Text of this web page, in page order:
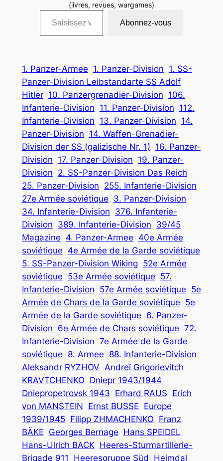
(livres, revues, wargames)
Saisissez votre adresse e-mail…
Abonnez-vous
1. Panzer-Armee 1. Panzer-Division 1. SS-
Panzer-Division Leibstandarte SS Adolf
Hitler 10. Panzergrenadier-Division 106.
Infanterie-Division 11. Panzer-Division 112.
Infanterie-Division 13. Panzer-Division 14.
Panzer-Division 14. Waffen-Grenadier-
Division der SS (galizische Nr. 1) 16. Panzer-
Division 17. Panzer-Division 19. Panzer-
Division 2. SS-Panzer-Division Das Reich
25. Panzer-Division 255. Infanterie-Division
27e Armée soviétique 3. Panzer-Division
34. Infanterie-Division 376. Infanterie-
Division 389. Infanterie-Division 39/45
Magazine 4. Panzer-Armee 40e Armée
soviétique 4e Armée de la Garde soviétique
5. SS-Panzer-Division Wiking 52e Armée
soviétique 53e Armée soviétique 57.
Infanterie-Division 57e Armée soviétique 5e
Armée de Chars de la Garde soviétique 5e
Armée de la Garde soviétique 6. Panzer-
Division 6e Armée de Chars soviétique 72.
Infanterie-Division 7e Armée de la Garde
soviétique 8. Armee 88. Infanterie-Division
Aleksandr RYZHOV Andreï Grigorievitch
KRAVTCHENKO Dniepr 1943/1944
Dniepropetrovsk 1943 Erhard RAUS Erich
von MANSTEIN Ernst BUSSE Europe
1939/1945 Filipp ZHMACHENKO Franz
BÄKE Georges Bernage Hans SPEIDEL
Hans-Ulrich BACK Heeres-Sturmartillerie-
Brigade 911
Heeresgruppe Süd Heimdal